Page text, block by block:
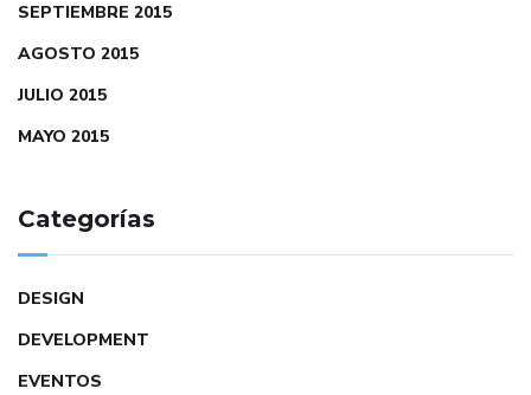
SEPTIEMBRE 2015
AGOSTO 2015
JULIO 2015
MAYO 2015
Categorías
DESIGN
DEVELOPMENT
EVENTOS